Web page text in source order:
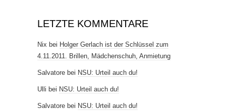
LETZTE KOMMENTARE
Nix bei Holger Gerlach ist der Schlüssel zum
4.11.2011. Brillen, Mädchenschuh, Anmietung
Salvatore bei NSU: Urteil auch du!
Ulli bei NSU: Urteil auch du!
Salvatore bei NSU: Urteil auch du!